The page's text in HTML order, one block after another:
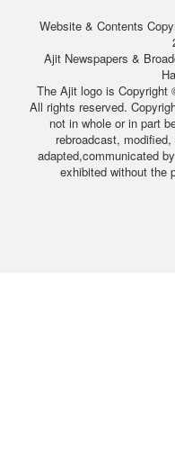
Website & Contents
Ajit Newspapers &
The Ajit logo is Copyright
All rights reserved.
not in whole or in part
rebroadcast,
adapted,communicated
exhibited without the